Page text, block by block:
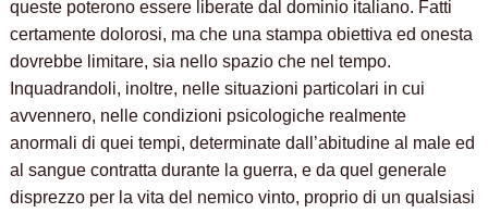
queste poterono essere liberate dal dominio italiano. Fatti
certamente dolorosi, ma che una stampa obiettiva ed onesta
dovrebbe limitare, sia nello spazio che nel tempo.
Inquadrandoli, inoltre, nelle situazioni particolari in cui
avvennero, nelle condizioni psicologiche realmente
anormali di quei tempi, determinate dall’abitudine al male ed
al sangue contratta durante la guerra, e da quel generale
disprezzo per la vita del nemico vinto, proprio di un qualsiasi